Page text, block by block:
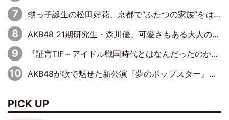
甥っ子誕生の松田好花、京都で“ふたつの家族”をはしご！ “母”黒谷友香に見送られ、“父”松岡昌宏とはハシゴ酒
AKB48 21期研究生・森川優、可愛さもある大人の女性に
『証言TIF～アイドル戦国時代とはなんだったのか～』第10回：さくら学院・武藤彩未×飯田らうら「正直、中3で辞めるというのを信じてなくて。そう言われてはいたけど、嘘でしょって」
AKB48が歌で魅せた新公演『夢のポップスター』 初日から全身全霊のステージ
PICK UP